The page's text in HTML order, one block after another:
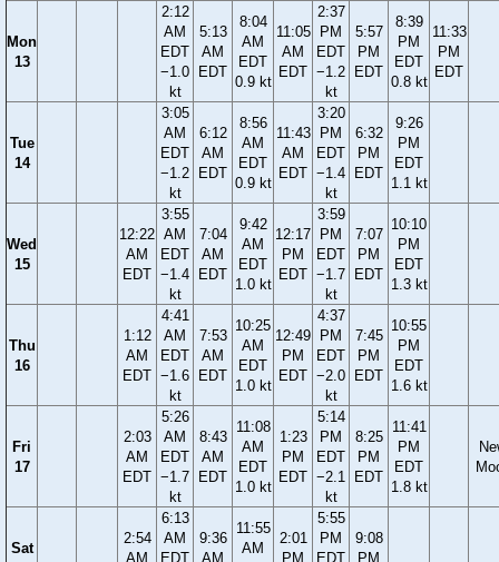
Mon
13
2:12
AM
EDT
−1.0
kt
5:13
AM
EDT
8:04
AM
EDT
0.9 kt
11:05
AM
EDT
2:37
PM
EDT
−1.2
kt
5:57
PM
EDT
8:39
PM
EDT
0.8 kt
11:33
PM
EDT
Tue
14
3:05
AM
EDT
−1.2
kt
6:12
AM
EDT
8:56
AM
EDT
0.9 kt
11:43
AM
EDT
3:20
PM
EDT
−1.4
kt
6:32
PM
EDT
9:26
PM
EDT
1.1 kt
Wed
15
12:22
AM
EDT
3:55
AM
EDT
−1.4
kt
7:04
AM
EDT
9:42
AM
EDT
1.0 kt
12:17
PM
EDT
3:59
PM
EDT
−1.7
kt
7:07
PM
EDT
10:10
PM
EDT
1.3 kt
Thu
16
1:12
AM
EDT
4:41
AM
EDT
−1.6
kt
7:53
AM
EDT
10:25
AM
EDT
1.0 kt
12:49
PM
EDT
4:37
PM
EDT
−2.0
kt
7:45
PM
EDT
10:55
PM
EDT
1.6 kt
Fri
17
2:03
AM
EDT
5:26
AM
EDT
−1.7
kt
8:43
AM
EDT
11:08
AM
EDT
1.0 kt
1:23
PM
EDT
5:14
PM
EDT
−2.1
kt
8:25
PM
EDT
11:41
PM
EDT
1.8 kt
Sat
2:54
AM
6:13
AM
EDT
9:36
AM
11:55
AM
2:01
PM
5:55
PM
EDT
9:08
PM